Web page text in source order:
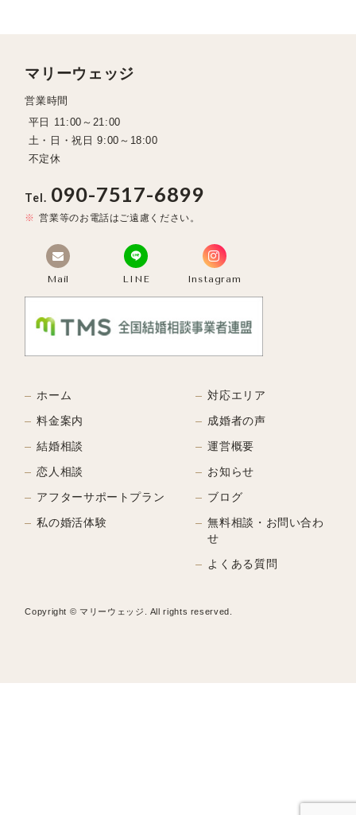
マリーウェッジ
営業時間
平日 11:00～21:00
土・日・祝日 9:00～18:00
不定休
Tel. 090-7517-6899
営業等のお電話はご遠慮ください。
Mail LINE Instagram
ホーム
料金案内
結婚相談
恋人相談
アフターサポートプラン
私の婚活体験
対応エリア
成婚者の声
運営概要
お知らせ
ブログ
無料相談・お問い合わ
せ
よくある質問
Copyright © マリーウェッジ. All rights reserved.